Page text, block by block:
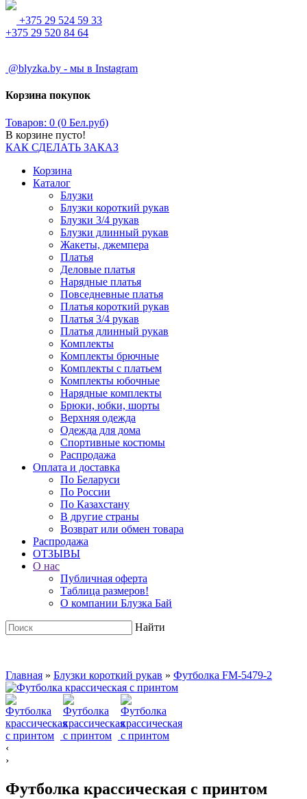
+375 29 524 59 33
+375 29 520 84 64
@blyzka.by - мы в Instagram
Корзина покупок
Товаров: 0 (0 Бел.руб)
В корзине пусто!
КАК СДЕЛАТЬ ЗАКАЗ
Корзина
Каталог
Блузки
Блузки короткий рукав
Блузки 3/4 рукав
Блузки длинный рукав
Жакеты, джемпера
Платья
Деловые платья
Нарядные платья
Повседневные платья
Платья короткий рукав
Платья 3/4 рукав
Платья длинный рукав
Комплекты
Комплекты брючные
Комплекты с платьем
Комплекты юбочные
Нарядные комплекты
Брюки, юбки, шорты
Верхняя одежда
Одежда для дома
Спортивные костюмы
Распродажа
Оплата и доставка
По Беларуси
По России
По Казахстану
В другие страны
Возврат или обмен товара
Распродажа
ОТЗЫВЫ
О нас
Публичная оферта
Таблица размеров!
О компании Блузка Бай
Найти
Главная » Блузки короткий рукав » Футболка FM-5479-2
‹
›
Футболка крассическая с принтом